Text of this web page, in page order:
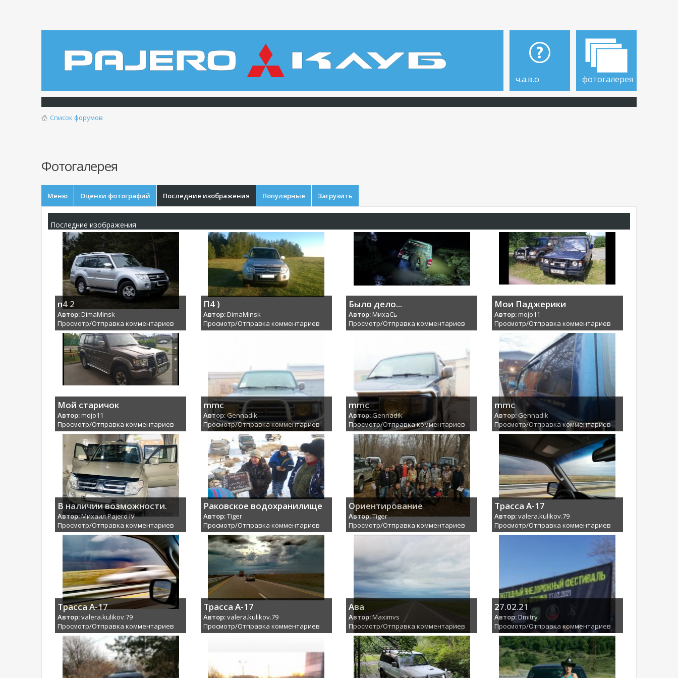
ч.а.в.о фотогалерея
Список форумов
Фотогалерея
Меню Оценки фотографий Последние изображения Популярные Загрузить
Последние изображения
п4 2
Автор:DimaMinsk
Просмотр/Отправка комментариев
П4 )
Автор:DimaMinsk
Просмотр/Отправка комментариев
Было дело...
Автор:МихаCь
Просмотр/Отправка комментариев
Мои Паджерики
Автор:mojo11
Просмотр/Отправка комментариев
Мой старичок
Автор:mojo11
Просмотр/Отправка комментариев
mmc
Автор:Gennadik
Просмотр/Отправка комментариев
mmc
Автор:Gennadik
Просмотр/Отправка комментариев
mmc
Автор:Gennadik
Просмотр/Отправка комментариев
В наличии возможности.
Автор:Михаил Pajero IV
Просмотр/Отправка комментариев
Раковское водохранилище
Автор:Tiger
Просмотр/Отправка комментариев
Ориентирование
Автор:Tiger
Просмотр/Отправка комментариев
Трасса А-17
Автор:valera.kulikov.79
Просмотр/Отправка комментариев
Трасса А-17
Автор:valera.kulikov.79
Просмотр/Отправка комментариев
Трасса А-17
Автор:valera.kulikov.79
Просмотр/Отправка комментариев
Ава
Автор:Maximvs
Просмотр/Отправка комментариев
27.02.21
Автор:Dmitry
Просмотр/Отправка комментариев